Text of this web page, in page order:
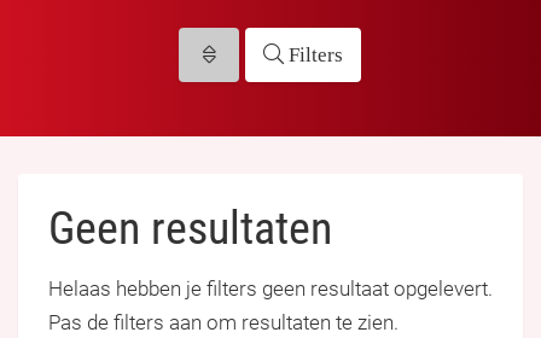
Filters
Geen resultaten
Helaas hebben je filters geen resultaat opgelevert.
Pas de filters aan om resultaten te zien.